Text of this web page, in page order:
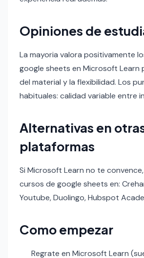
Opiniones de
La mayoria valora positivamente
google sheets en Microsoft Learn
del material y la flexibilidad. Los
habituales: calidad variable entre
Alternativas en
plataformas
Si Microsoft Learn no te
cursos de google sheets en:
Youtube, Duolingo, Hubspot
Como empezar
Regrate en Microsoft Learn